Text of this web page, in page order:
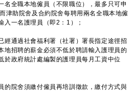
名全職本地僱員（不限職位），最多只可申
津助院舍及合約院舍每聘用兩名全職本地僱
入一名護理員（即2：1）；
經通過社會福利署（社署）署長指定途徑招
地招聘的薪金必須不低於聘請輸入護理員的
於政府統計處編製的護理員每月工資中位
的院舍須繳付僱員再培訓徵款，繳付方式與